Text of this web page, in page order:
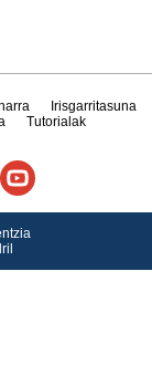
Irisgarritasuna
Tutorialak